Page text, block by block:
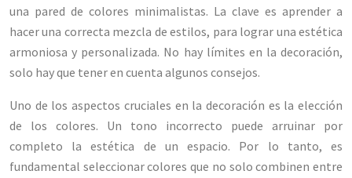
una pared de colores minimalistas. La clave es aprender a
hacer una correcta mezcla de estilos, para lograr una estética
armoniosa y personalizada. No hay límites en la decoración,
solo hay que tener en cuenta algunos consejos.
Uno de los aspectos cruciales en la decoración es la elección
de los colores. Un tono incorrecto puede arruinar por
completo la estética de un espacio. Por lo tanto, es
fundamental seleccionar colores que no solo combinen entre